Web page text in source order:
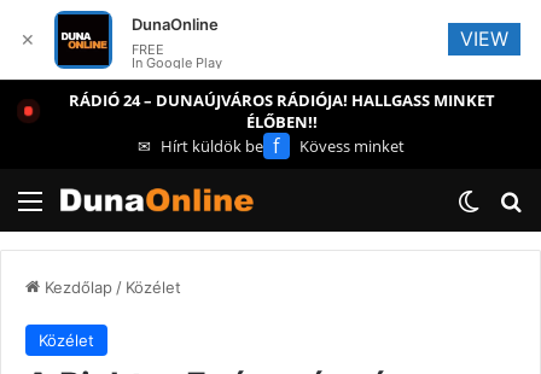
RÁDIÓ 24 – DUNAÚJVÁROS RÁDIÓJA! HALLGASS MINKET
ÉLŐBEN!!
✉ Hírt küldök be f Kövess minket
Menü
Kezdőlap/ Közélet
Közélet
✕
DunaOnline
FREE
In Google Play
VIEW